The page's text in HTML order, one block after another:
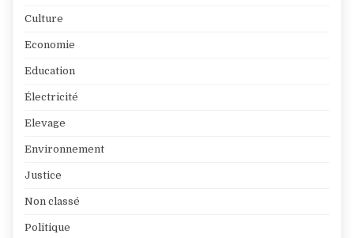
Culture
Economie
Education
Électricité
Elevage
Environnement
Justice
Non classé
Politique